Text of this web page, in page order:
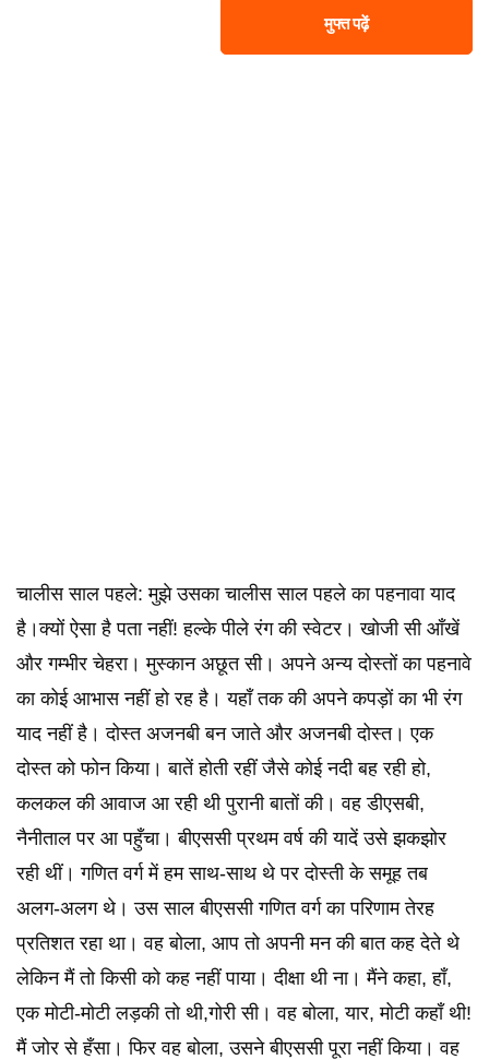
मुफ्त पढ़ें
चालीस साल पहले: मुझे उसका चालीस साल पहले का पहनावा याद
है।क्यों ऐसा है पता नहीं! हल्के पीले रंग की स्वेटर। खोजी सी आँखें
और गम्भीर चेहरा। मुस्कान अछूत सी। अपने अन्य दोस्तों का पहनावे
का कोई आभास नहीं हो रह है। यहाँ तक की अपने कपड़ों का भी रंग
याद नहीं है। दोस्त अजनबी बन जाते और अजनबी दोस्त। एक
दोस्त को फोन किया। बातें होती रहीं जैसे कोई नदी बह रही हो,
कलकल की आवाज आ रही थी पुरानी बातों की। वह डीएसबी,
नैनीताल पर आ पहुँचा। बीएससी प्रथम वर्ष की यादें उसे झकझोर
रही थीं। गणित वर्ग में हम साथ-साथ थे पर दोस्ती के समूह तब
अलग-अलग थे। उस साल बीएससी गणित वर्ग का परिणाम तेरह
प्रतिशत रहा था। वह बोला, आप तो अपनी मन की बात कह देते थे
लेकिन मैं तो किसी को कह नहीं पाया। दीक्षा थी ना। मैंने कहा, हाँ,
एक मोटी-मोटी लड़की तो थी,गोरी सी। वह बोला, यार, मोटी कहाँ थी!
मैं जोर से हँसा। फिर वह बोला, उसने बीएससी पूरा नहीं किया। वह